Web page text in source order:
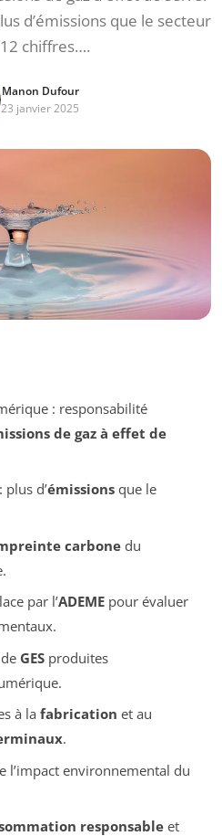
d’émissions que le secteur
chiffres….
Manon Dufour
23 janvier 2025
: responsabilité
de gaz à effet de
d’émissionsque le
carbonedu
par l’ADEMEpour évaluer
GESproduites
à la fabrication et au
.
l’impact environnemental du
responsableet